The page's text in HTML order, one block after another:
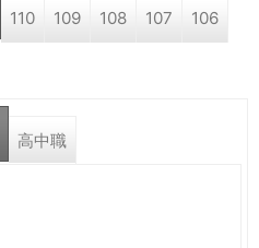
110 109 108 107 106
高中職